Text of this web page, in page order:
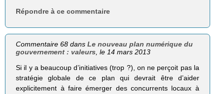
Répondre à ce commentaire
Commentaire 68 dansLe nouveau plan numérique du
gouvernement : valeurs , le 14 mars 2013
Si il y a beaucoup d’initiatives (trop ?), on ne perçoit pas la
stratégie globale de ce plan qui devrait être d’aider
explicitement à faire émerger des concurrents locaux à